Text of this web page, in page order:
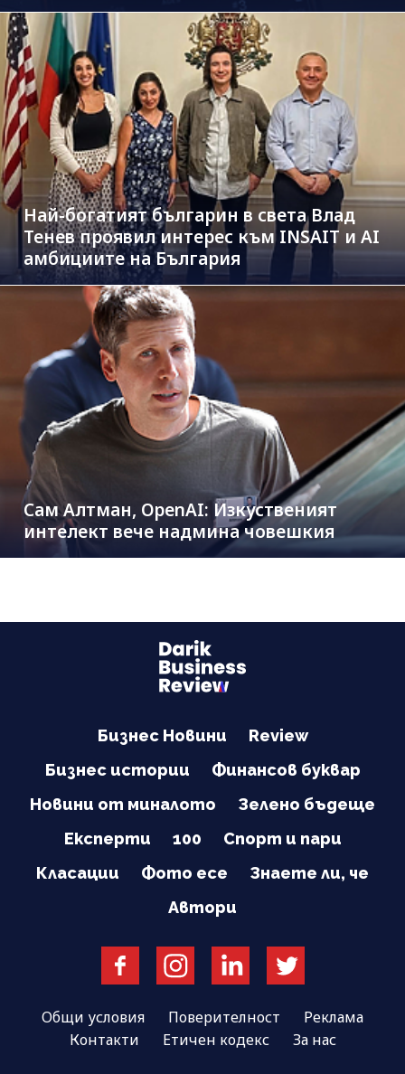
Най-богатият българин в света Влад
Тенев проявил интерес към INSAIT и AI
амбициите на България
Сам Алтман, OpenAI: Изкуственият
интелект вече надмина човешкия
Бизнес Новини
Review
Бизнес истории
Финансов буквар
Новини от миналото
Зелено бъдеще
Експерти
100
Спорт и пари
Класации
Фото есе
Знаете ли, че
Автори
Общи условия Поверителност
Реклама
Контакти
Етичен кодекс За нас